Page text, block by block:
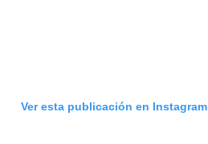
Ver esta publicación en Instagram